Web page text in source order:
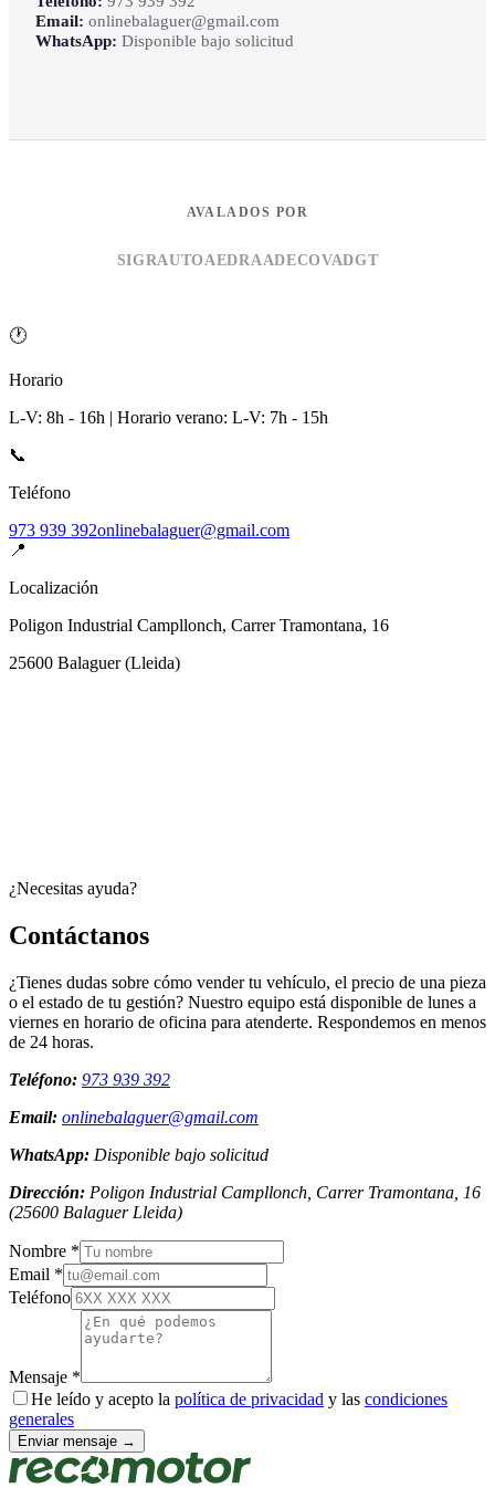
Email: onlinebalaguer@gmail.com
WhatsApp: Disponible bajo solicitud
AVALADOS POR
SIGRAUTOAEDRAADECOVADGT
🕐
Horario
L-V: 8h - 16h | Horario verano: L-V: 7h - 15h
📞
Teléfono
973 939 392onlinebalaguer@gmail.com
📍
Localización
Poligon Industrial Campllonch, Carrer Tramontana, 16
25600 Balaguer(Lleida)
¿Necesitas ayuda?
Contáctanos
¿Tienes dudas sobre cómo vender tu vehículo, el precio de una pieza
o el estado de tu gestión? Nuestro equipo está disponible de lunes a
viernes en horario de oficina para atenderte. Respondemos en menos
de 24 horas.
Teléfono: 973 939 392
Email: onlinebalaguer@gmail.com
WhatsApp: Disponible bajo solicitud
Dirección: Poligon Industrial Campllonch, Carrer Tramontana, 16
(25600 Balaguer Lleida)
Nombre *
Email *
Teléfono
Mensaje *
He leído y acepto la política de privacidad y las condiciones
generales
Enviar mensaje →